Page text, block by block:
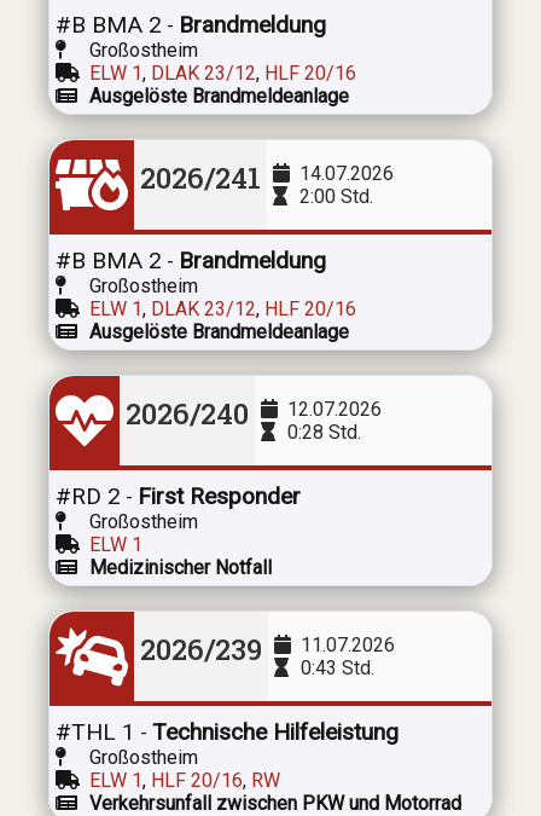
#B BMA 2 - Brandmeldung
Großostheim
ELW 1, DLAK 23/12, HLF 20/16
Ausgelöste Brandmeldeanlage
2026/241
14.07.2026
2:00 Std.
#B BMA 2 - Brandmeldung
Großostheim
ELW 1, DLAK 23/12, HLF 20/16
Ausgelöste Brandmeldeanlage
2026/240
12.07.2026
0:28 Std.
#RD 2 - First Responder
Großostheim
ELW 1
Medizinischer Notfall
2026/239
11.07.2026
0:43 Std.
#THL 1 - Technische Hilfeleistung
Großostheim
ELW 1, HLF 20/16, RW
Verkehrsunfall zwischen PKW und Motorrad